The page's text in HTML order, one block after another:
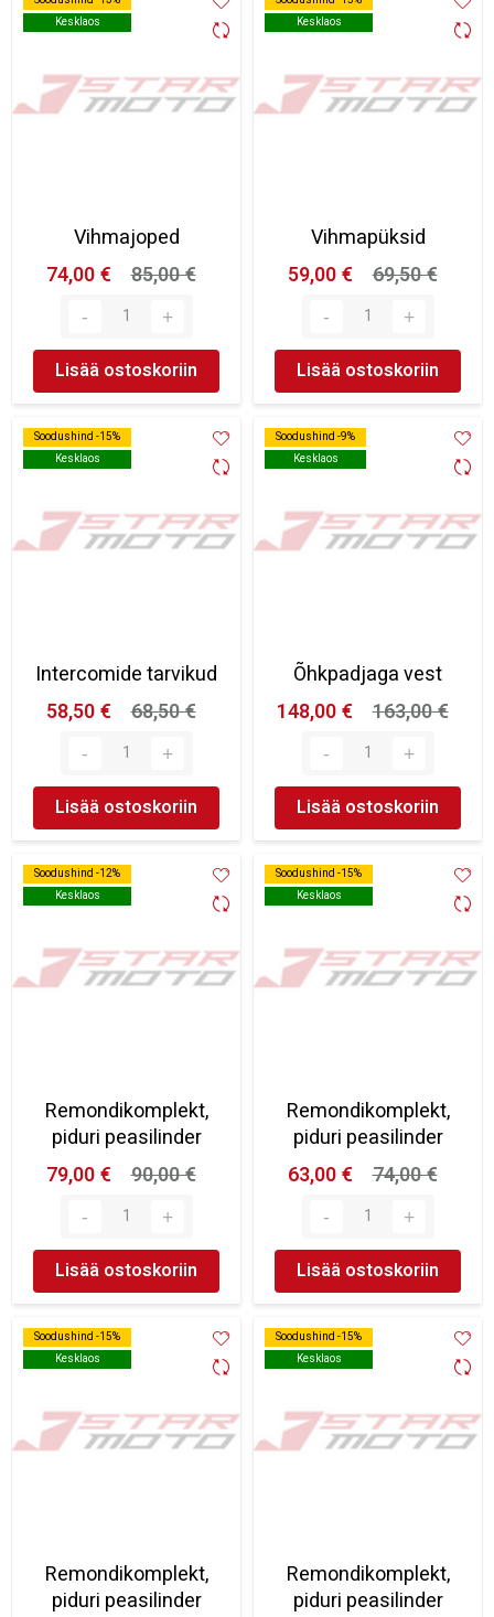
Kesklaos
Kesklaos
Vihmajoped
74,00 €
85,00 €
Lisää ostoskoriin
Kesklaos
Kesklaos
Vihmapüksid
59,00 €
69,50 €
Lisää ostoskoriin
Soodushind -15%
Kesklaos
Soodushind -15%
Kesklaos
Intercomide tarvikud
58,50 €
68,50 €
Lisää ostoskoriin
Soodushind -9%
Kesklaos
Soodushind -9%
Kesklaos
Õhkpadjaga vest
148,00 €
163,00 €
Lisää ostoskoriin
Soodushind -12%
Kesklaos
Soodushind -12%
Kesklaos
Remondikomplekt,
piduri peasilinder
79,00 €
90,00 €
Lisää ostoskoriin
Soodushind -15%
Kesklaos
Soodushind -15%
Kesklaos
Remondikomplekt,
piduri peasilinder
63,00 €
74,00 €
Lisää ostoskoriin
Soodushind -15%
Kesklaos
Soodushind -15%
Kesklaos
Remondikomplekt,
piduri peasilinder
Soodushind -15%
Kesklaos
Soodushind -15%
Kesklaos
Remondikomplekt,
piduri peasilinder